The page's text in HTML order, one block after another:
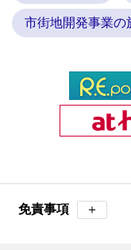
市街地開発事業の
免責事項 ＋